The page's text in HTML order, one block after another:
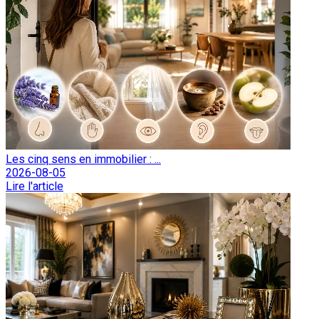
Les cinq sens en immobilier : ...
2026-08-05
Lire l'article